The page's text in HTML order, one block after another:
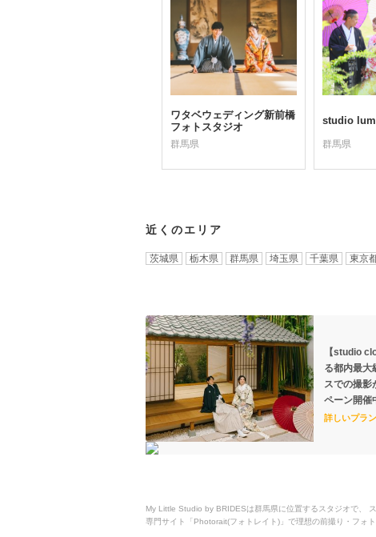
ワタベウェディング新前橋
フォトスタジオ
群馬県
studio
群馬県
近くのエリア
茨城県 栃木県 群馬県 埼玉県 千葉県 東京
【studio
る都内最大
スでの撮影
ペーン開催
詳しいプラ
My Little Studio by BRIDESは群馬県に位置するスタジオで、
専門サイト「Photorait(フォトレイト)」で理想の前撮り・フォ